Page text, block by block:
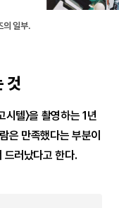
의 일부.
것
텔〉을 촬영하는 1년
은 만족했다는 부분이
드러났다고 한다.